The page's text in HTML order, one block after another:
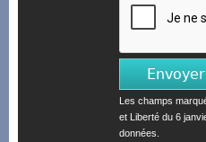
Les champs
et Liberté du 6
données.